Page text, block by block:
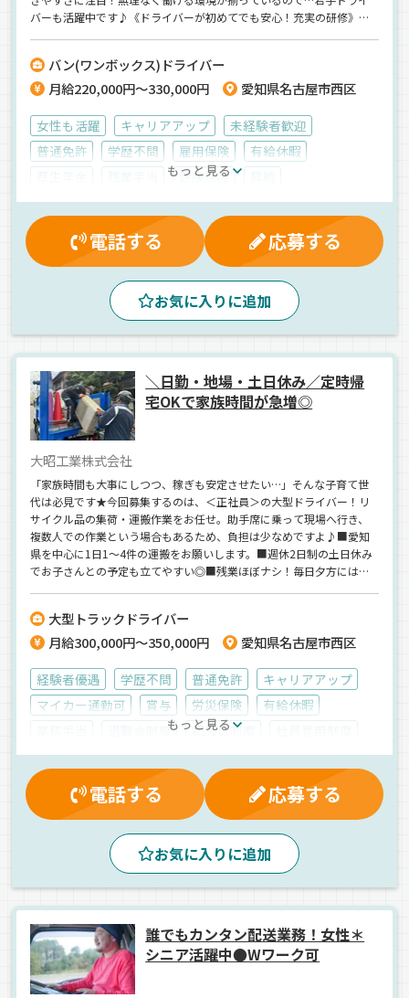
バーも活躍中です♪《ドライバーが初めてでも安心！充実の研修》未
バン(ワンボックス)ドライバー
月給220,000円～330,000円
愛知県名古屋市西区
女性も活躍 キャリアアップ
未経験者歓迎
普通免許
学歴不問 雇用保険
有給休暇
健康保険
マイカー通勤可
労災保険 早朝 昼 朝
地場
アルミバン ワンボックス 正社員
もっと見る
電話する 応募する
お気に入りに追加
＼日勤・地場・土日休み／定時帰
宅OKで家族時間が急増◎
大昭工業株式会社
「家族時間も大事にしつつ、稼ぎも安定させたい…」そんな子育て世
代は必見です★今回募集するのは、＜正社員＞の大型ドライバー！リ
サイクル品の集荷・運搬作業をお任せ。助手席に乗って現場へ行き、
複数人での作業という場合もあるため、負担は少なめですよ♪■愛知
県を中心に1日1～4件の運搬をお願いします。■週休2日制の土日休み
でお子さんとの予定も立てやすい◎■残業ほぼナシ！毎日夕方には帰
意！≪ドライバー経験者に選ばれています♪≫≪30代～40代のミドル
層活躍中です！≫
大型トラックドライバー
月給300,000円～350,000円
愛知県名古屋市西区
経験者優遇 学歴不問 普通免許
キャリアアップ
マイカー通勤可
賞与 労災保険
有給休暇
退職金制度 記念日制度
制服・作業着貸与
健康保険
家族手当
資格取得制度
無事故手当
残業手当
表彰制度
皆勤手当 深夜手当
雇用保険
能率評価 交通費支給 朝
ドライブレコーダー 地場
産業廃棄物
パッカー車
正社員
もっと見る
電話する 応募する
お気に入りに追加
誰でもカンタン配送業務！女性＊
シニア活躍中●Wワーク可